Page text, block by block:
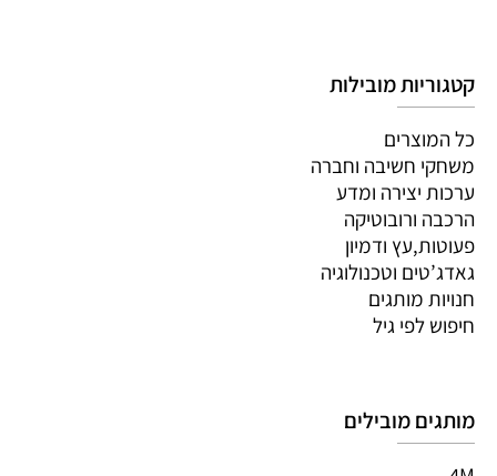
קטגוריות מובילות
כל המוצרים
משחקי חשיבה וחברה
ערכות יצירה ומדע
הרכבה ורובוטיקה
פעוטות,עץ ודמיון
גאדג’טים וטכנולוגיה
חנויות מותגים
חיפוש לפי גיל
מותגים מובילים